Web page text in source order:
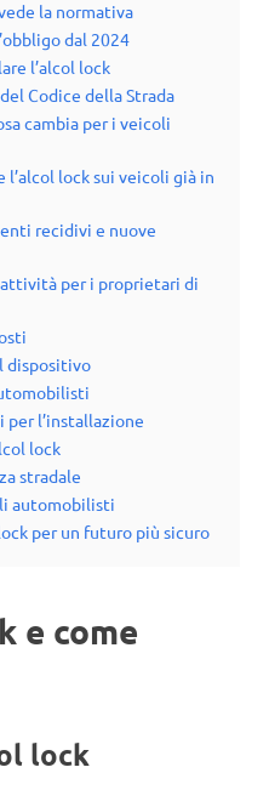
la normativa
dal 2024
l’alcol lock
Codice della Strada
cambia per i veicoli
lock sui veicoli già in
recidivi e nuove
per i proprietari di
dispositivo
l’installazione
lock
stradale
automobilisti
per un futuro più sicuro
e come
lock